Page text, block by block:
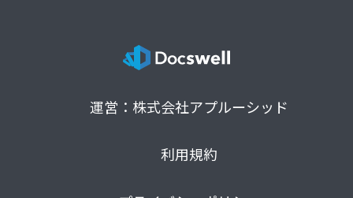
運営：株式会社アプルーシッド
利用規約